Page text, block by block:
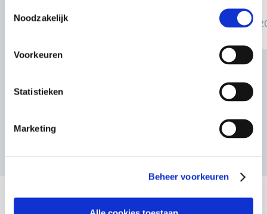
Noodzakelijk
Voorkeuren
Statistieken
Marketing
Beheer voorkeuren
03 juli 2025 12 juni